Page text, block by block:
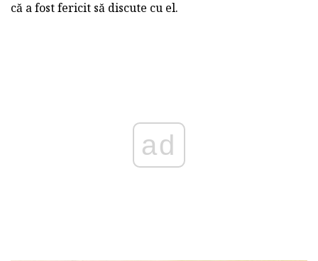
că a fost fericit să discute cu el.
ad